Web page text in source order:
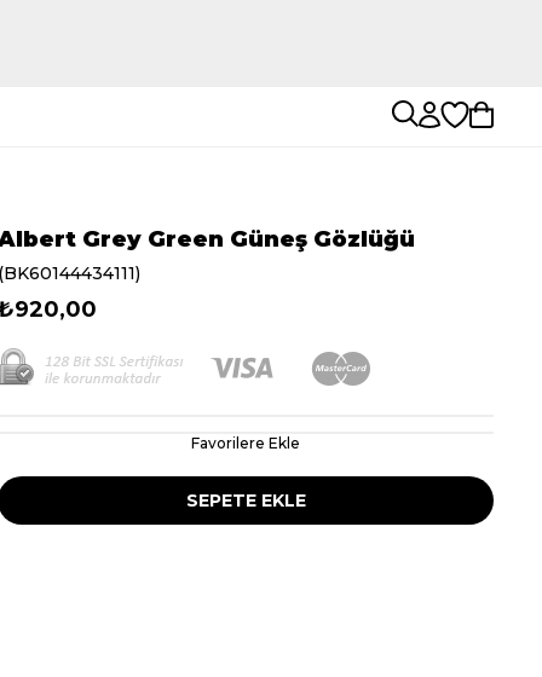
Grey Green Güneş Gözlüğü
(BK60144434111)
Favorilere Ekle